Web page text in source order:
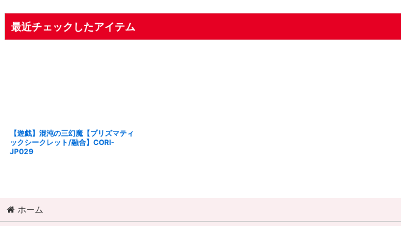
最近チェックしたアイテム
【遊戯】混沌の三幻魔【プリズマティ
ックシークレット/融合】CORI-
JP029
ホーム